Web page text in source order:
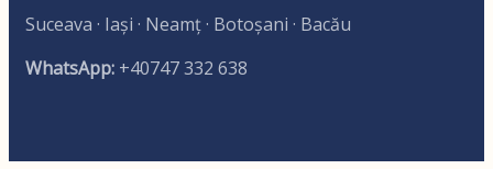
Suceava · Iași · Neamț · Botoșani · Bacău
WhatsApp: +40747 332 638